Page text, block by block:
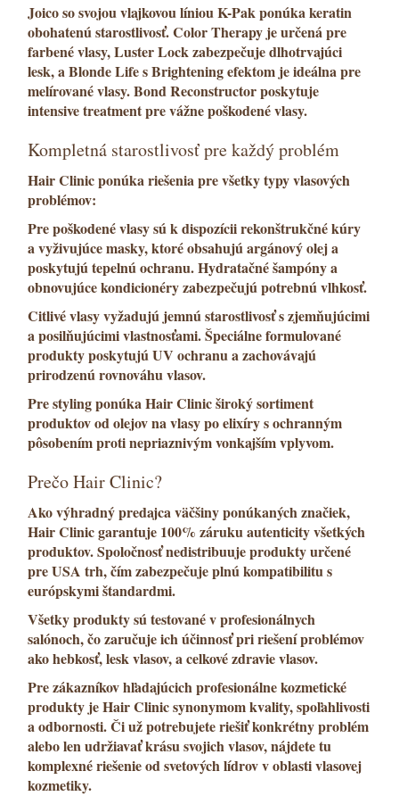
Joicoso svojou vlajkovou líniouK-Pakponúkakeratin
obohatenú starostlivosť.Color Therapy je určená pre
farbené vlasy,Luster Lockzabezpečuje dlhotrvajúci
lesk, aBlonde LifesBrighteningefektom je ideálna pre
melírované vlasy.Bond Reconstructorposkytuje
intensive treatmentpre vážne poškodené vlasy.
Kompletná starostlivosť pre každý problém
Hair Clinicponúka riešenia pre všetky typy vlasových
problémov:
Pre poškodené vlasysú k dispozíciirekonštrukčné kúry
avyživujúce masky, ktoré obsahujúargánový oleja
poskytujútepelnú ochranu.Hydratačné šampónya
obnovujúce kondicionéryzabezpečujú potrebnú vlhkosť.
Citlivé vlasyvyžadujú jemnú starostlivosť szjemňujúcimi
aposilňujúcimivlastnosťami. Špeciálne formulované
produkty poskytujúUV ochranua zachovávajú
prirodzenú rovnováhu vlasov.
Prestylingponúka Hair Clinic široký sortiment
produktov odolejov na vlasypoelixírysochranným
pôsobením proti nepriaznivým vonkajším vplyvom.
Prečo Hair Clinic?
Akovýhradný predajcaväčšiny ponúkaných značiek,
Hair Clinicgarantuje 100% zárukuautenticity všetkých
produktov. Spoločnosť nedistribuuje produkty určené
pre USA trh, čím zabezpečuje plnú kompatibilitu s
európskymi štandardmi.
Všetky produkty sú testované v profesionálnych
salónoch, čo zaručuje ich účinnosť pri riešení problémov
akohebkosť,lesk vlasov, a celkové zdravie vlasov.
Pre zákazníkov hľadajúcichprofesionálne kozmetické
produkty je Hair Clinic synonymom kvality, spoľahlivosti
a odbornosti. Či už potrebujete riešiť konkrétny problém
alebo len udržiavať krásu svojich vlasov, nájdete tu
komplexné riešenie od svetových lídrov v oblasti vlasovej
kozmetiky.